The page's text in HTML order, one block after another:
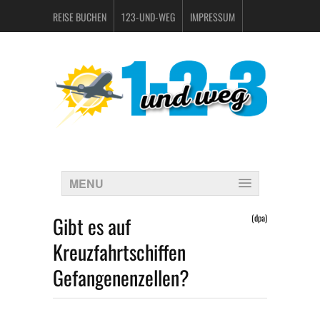
REISE BUCHEN 123-UND-WEG IMPRESSUM
MENU
Gibt es auf
Kreuzfahrtschiffen
Gefangenenzellen?
(dpa)